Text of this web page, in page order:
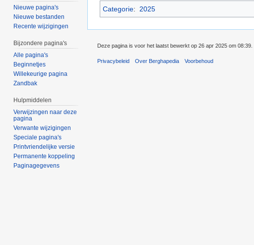
Categorie: 2025
Nieuwe pagina's
Nieuwe bestanden
Recente wijzigingen
Bijzondere pagina's
Alle pagina's
Beginnetjes
Willekeurige pagina
Zandbak
Hulpmiddelen
Verwijzingen naar deze
pagina
Verwante wijzigingen
Speciale pagina's
Printvriendelijke versie
Permanente koppeling
Paginagegevens
Deze pagina is voor het laatst bewerkt op 26 apr 2025 om 08:39.
Privacybeleid Over Berghapedia Voorbehoud